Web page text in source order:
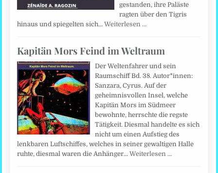
gestanden, ihre Paläste
ragten über den Tigris
hinaus und spiegelten sich…Weiterlesen …
Kapitän Mors Feind im Weltraum
Der Weltenfahrer und sein
Raumschiff Bd. 38. Autor*innen:
Sanzara, Cyrus. Auf der
geheimnisvollen Insel, welche
Kapitän Mors im Südmeer
bewohnte, herrschte die regste
Tätigkeit. Diesmal handelte es sich
nicht um einen Aufstieg des
lenkbaren Luftschiffes, welches in seiner gewaltigen Halle
ruhte, diesmal waren die Anhänger…Weiterlesen …